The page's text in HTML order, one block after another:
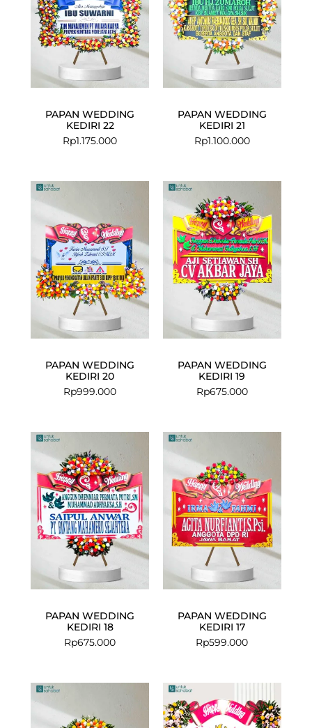
PAPAN WEDDING
KEDIRI 22
Rp1.175.000
PAPAN WEDDING
KEDIRI 21
Rp1.100.000
PAPAN WEDDING
KEDIRI 20
Rp999.000
PAPAN WEDDING
KEDIRI 19
Rp675.000
PAPAN WEDDING
KEDIRI 18
Rp675.000
PAPAN WEDDING
KEDIRI 17
Rp599.000